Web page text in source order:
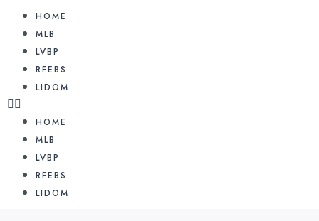
HOME
MLB
LVBP
RFEBS
LIDOM
HOME
MLB
LVBP
RFEBS
LIDOM